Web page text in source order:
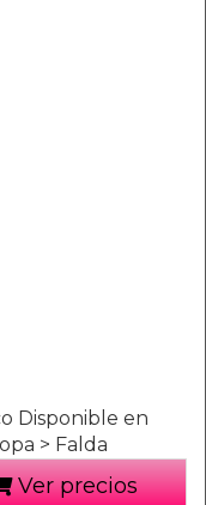
Disponible en
> Falda
Ver precios